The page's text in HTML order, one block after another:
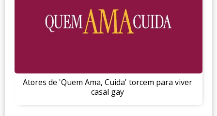
Atores de 'Quem Ama, Cuida' torcem para viver
casal gay